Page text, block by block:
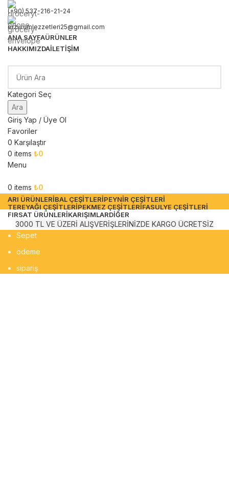
(+90) 537-216-21-24
erzurumlezzetleri25@gmail.com
ANA SAYFAÜRÜNLER
HAKKIMIZDAİLETIŞIM
Kategori Seç
Ara
Giriş Yap / Üye Ol
Favoriler
0 Karşılaştır
0 items ₺0
Menu
0 items ₺0
ARI ÜRÜNLERIBAL ÇEŞITLERIPEYNIR ÇEŞITLERI
TEREYAĞI ÇEŞITLERIPEKMEZ ÇEŞITLERIFASULYE ÇEŞITLERI
FIRSAT ÜRÜNLERIKARIŞIMLARDIĞER
3000 TL VE ÜZERİ ALIŞVERİŞLERİNİZDE KARGO ÜCRETSİZ
Sepet
ödeme
sipariş